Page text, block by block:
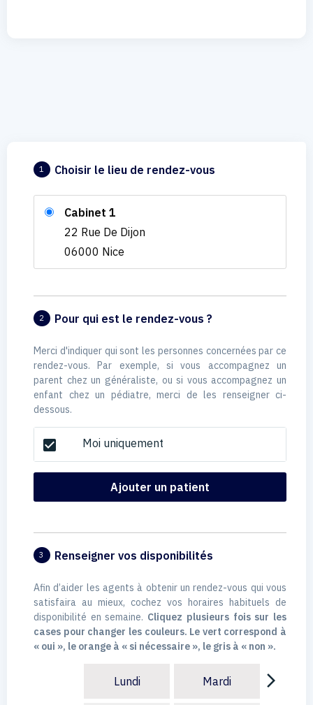
1 Choisir le lieu de rendez-vous
Cabinet 1
22 Rue De Dijon
06000 Nice
2 Pour qui est le rendez-vous ?
Merci d'indiquer qui sont les personnes concernées par ce
rendez-vous. Par exemple, si vous accompagnez un
parent chez un généraliste, ou si vous accompagnez un
enfant chez un pédiatre, merci de les renseigner ci-
dessous.
check_box Moi uniquement
Ajouter un patient
3 Renseigner vos disponibilités
Afin d’aider les agents à obtenir un rendez-vous qui vous
satisfaira au mieux, cochez vos horaires habituels de
disponibilité en semaine. Cliquez plusieurs fois sur les
cases pour changer les couleurs. Le vert correspond à
« oui », le orange à « si nécessaire », le gris à « non ».
Lundi Mardi arrow_forward_ios